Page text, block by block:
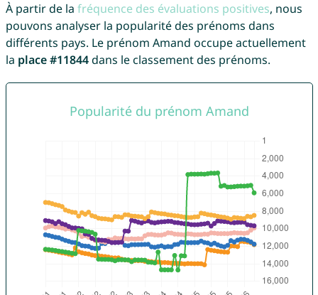
À partir de la fréquence des évaluations positives, nous
pouvons analyser la popularité des prénoms dans
différents pays. Le prénom Amand occupe actuellement
la place #11844dans le classement des prénoms.